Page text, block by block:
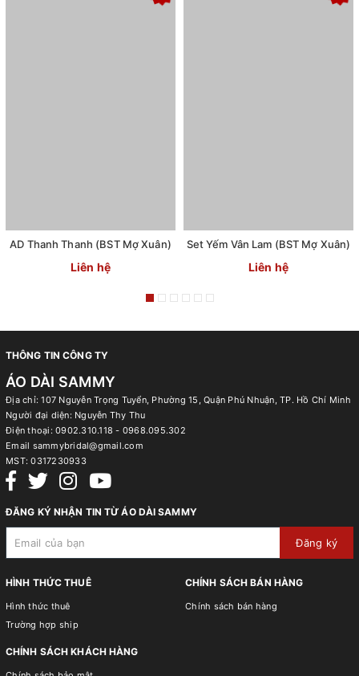
AD Thanh Thanh (BST Mợ Xuân)
Liên hệ
Set Yếm Vân Lam (BST Mợ Xuân)
Liên hệ
THÔNG TIN CÔNG TY
ÁO DÀI SAMMY
Địa chỉ: 107 Nguyễn Trọng Tuyển, Phường 15, Quận Phú Nhuận, TP. Hồ Chí Minh
Người đại diện: Nguyễn Thy Thu
Điện thoại: 0902.310.118 - 0968.095.302
Email sammybridal@gmail.com
MST:0317230933
ĐĂNG KÝ NHẬN TIN TỪ ÁO DÀI SAMMY
Đăng ký
HÌNH THỨC THUÊ
Hình thức thuê
Trường hợp ship
CHÍNH SÁCH BÁN HÀNG
Chính sách bán hàng
CHÍNH SÁCH KHÁCH HÀNG